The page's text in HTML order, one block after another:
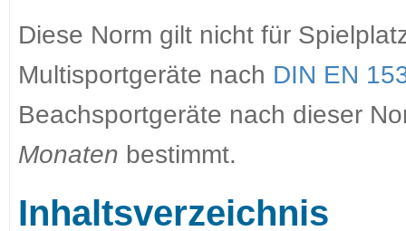
Diese Norm gilt nicht für
Multisportgeräte nach DIN EN
Beachsportgeräte nach dieser
Monaten bestimmt.
Inhaltsverzeichnis